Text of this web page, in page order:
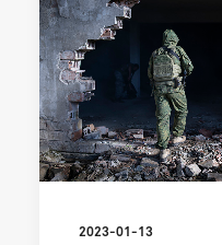
2023-01-13